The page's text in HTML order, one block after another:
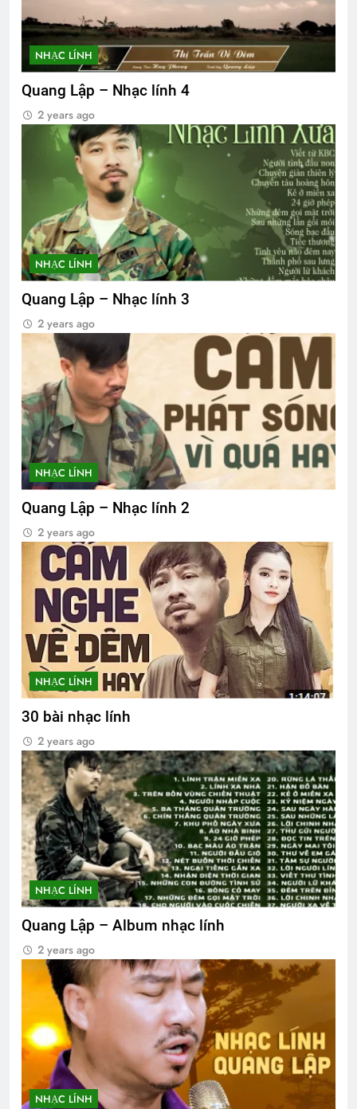
NHẠC LÍNH
Quang Lập – Nhạc lính 4
2 years ago
NHẠC LÍNH
Quang Lập – Nhạc lính 3
2 years ago
NHẠC LÍNH
Quang Lập – Nhạc lính 2
2 years ago
NHẠC LÍNH
30 bài nhạc lính
2 years ago
NHẠC LÍNH
Quang Lập – Album nhạc lính
2 years ago
NHẠC LÍNH